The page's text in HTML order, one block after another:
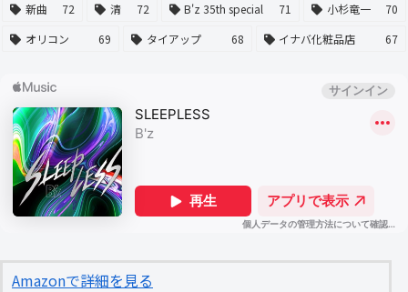
新曲
72 清 72 B'z 35th special 71 小杉竜一
70
オリコン
69 タイアップ 68 イナバ化粧品店 67
Amazonで詳細を見る